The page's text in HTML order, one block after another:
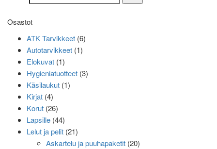
Osastot
ATK Tarvikkeet (6)
Autotarvikkeet (1)
Elokuvat (1)
Hygieniatuotteet (3)
Käsilaukut (1)
Kirjat (4)
Korut (26)
Lapsille (44)
Lelut ja pelit (21)
Askartelu ja puuhapaketit (20)